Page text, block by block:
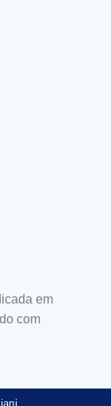
em
com